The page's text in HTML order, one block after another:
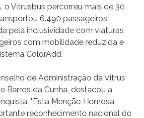
o Vitrusbus percorreu mais de 30
6.490 passageiros,
pela inclusividade com viaturas
com mobilidade reduzida e
ColorAdd.
de Administração da Vitrus
Barros da Cunha, destacou a
"Esta Menção Honrosa
reconhecimento nacional do